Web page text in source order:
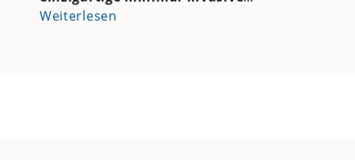
Weiterlesen